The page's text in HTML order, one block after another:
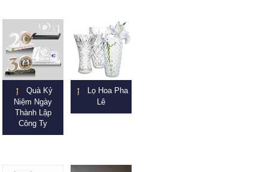
Quà Kỷ
Niệm Ngày
Thành Lập
Công Ty
Lọ Hoa Pha
Lê